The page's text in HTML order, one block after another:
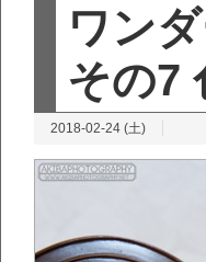
ワン
その7
2018-02-24 (土)